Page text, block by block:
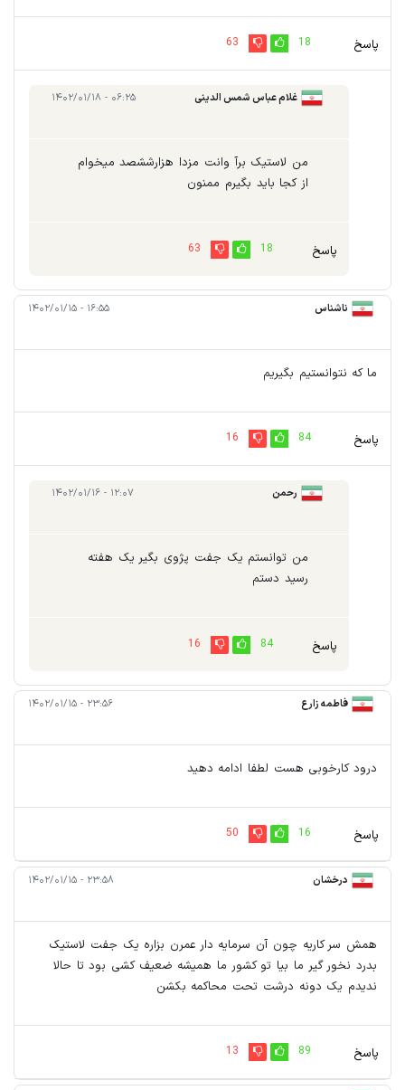
پاسخ 18
63
غلام عباس شمس الدینی
۰۶:۲۵ - ۱۴۰۲/۰۱/۱۸
من لاستیک برآ وانت مزدا هزارششصد میخوام
از کجا باید بگیرم ممنون
پاسخ 18
63
ناشناس ۱۶:۵۵ - ۱۴۰۲/۰۱/۱۵
ما که نتوانستیم بگیریم
پاسخ 84
16
رحمن ۱۲:۰۷ - ۱۴۰۲/۰۱/۱۶
من توانستم یک جفت پژوی بگیر یک هفته
رسید دستم
پاسخ 84
16
فاطمه زارع ۲۳:۵۶ - ۱۴۰۲/۰۱/۱۵
درود کارخوبی هست لطفا ادامه دهید
پاسخ 16
50
درخشان ۲۳:۵۸ - ۱۴۰۲/۰۱/۱۵
همش سر کاریه چون آن سرمایه دار عمرن بزاره یک جفت لاستیک
بدرد نخور گیر ما بیا تو کشور ما همیشه ضعیف کشی بود تا حالا
ندیدم یک دونه درشت تحت محاکمه بکشن
پاسخ 89
13